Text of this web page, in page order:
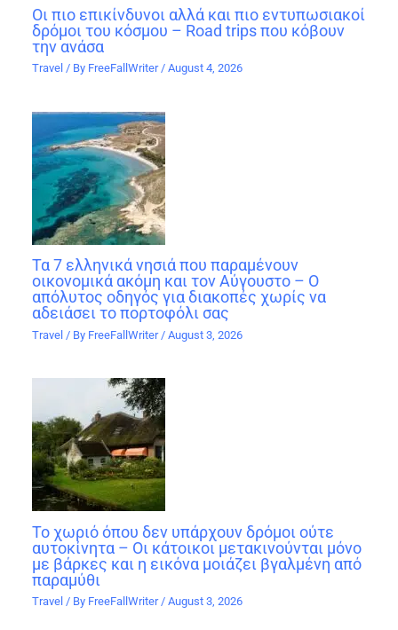
Οι πιο επικίνδυνοι αλλά και πιο εντυπωσιακοί
δρόμοι του κόσμου – Road trips που κόβουν
την ανάσα
Travel / By FreeFallWriter/August 4, 2026
Τα 7 ελληνικά νησιά που παραμένουν
οικονομικά ακόμη και τον Αύγουστο – Ο
απόλυτος οδηγός για διακοπές χωρίς να
αδειάσει το πορτοφόλι σας
Travel / By FreeFallWriter /August 3, 2026
Το χωριό όπου δεν υπάρχουν δρόμοι ούτε
αυτοκίνητα – Οι κάτοικοι μετακινούνται μόνο
με βάρκες και η εικόνα μοιάζει βγαλμένη από
παραμύθι
Travel / By FreeFallWriter/August 3, 2026